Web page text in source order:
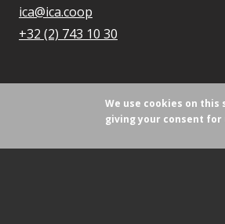
ica@ica.coop
+32 (2) 743 10 30
We use cookies on
giving your consent for